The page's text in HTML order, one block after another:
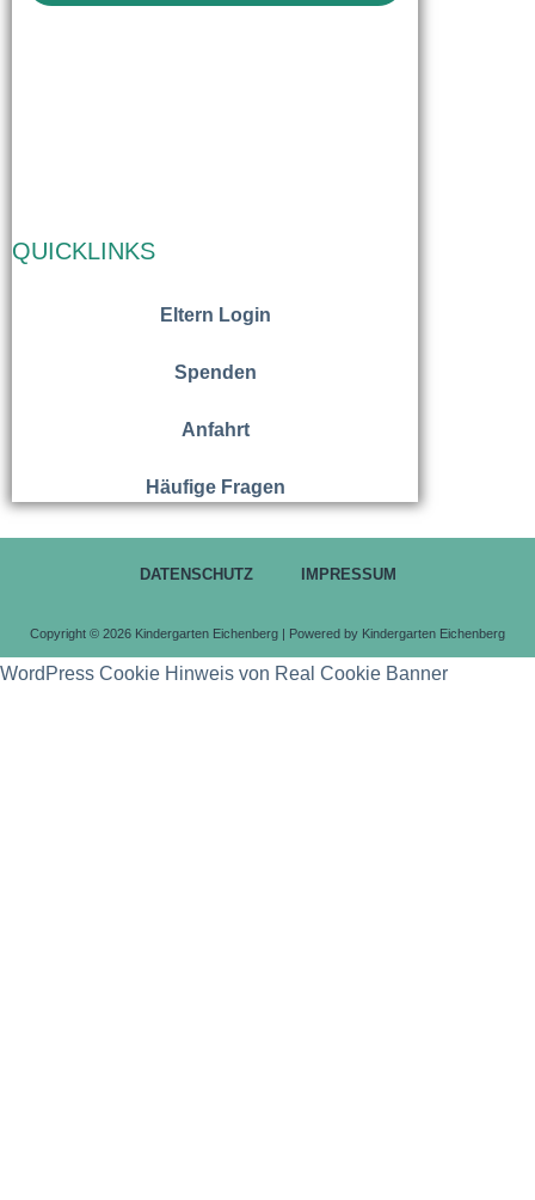
QUICKLINKS
Eltern Login
Spenden
Anfahrt
Häufige Fragen
DATENSCHUTZ IMPRESSUM
Copyright © 2026 Kindergarten Eichenberg | Powered by Kindergarten Eichenberg
WordPress Cookie Hinweis von Real Cookie Banner